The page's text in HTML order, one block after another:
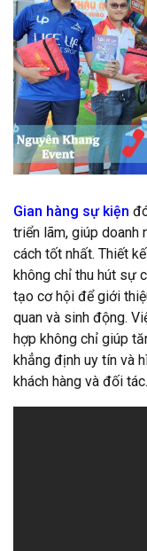
Gian hàng sự kiện
triển lãm, giúp doanh
cách tốt nhất. Thiết kế
không chỉ thu hút sự
tạo cơ hội để giới
quan và sinh động.
hợp không chỉ giúp
khẳng định uy tín và
khách hàng và đối tác.